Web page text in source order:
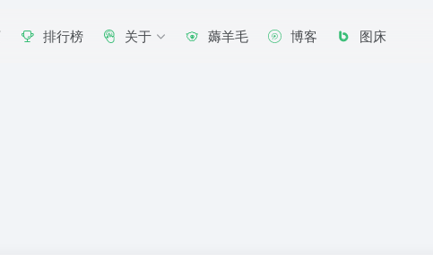
排行榜 关于 薅羊毛 博客 图床